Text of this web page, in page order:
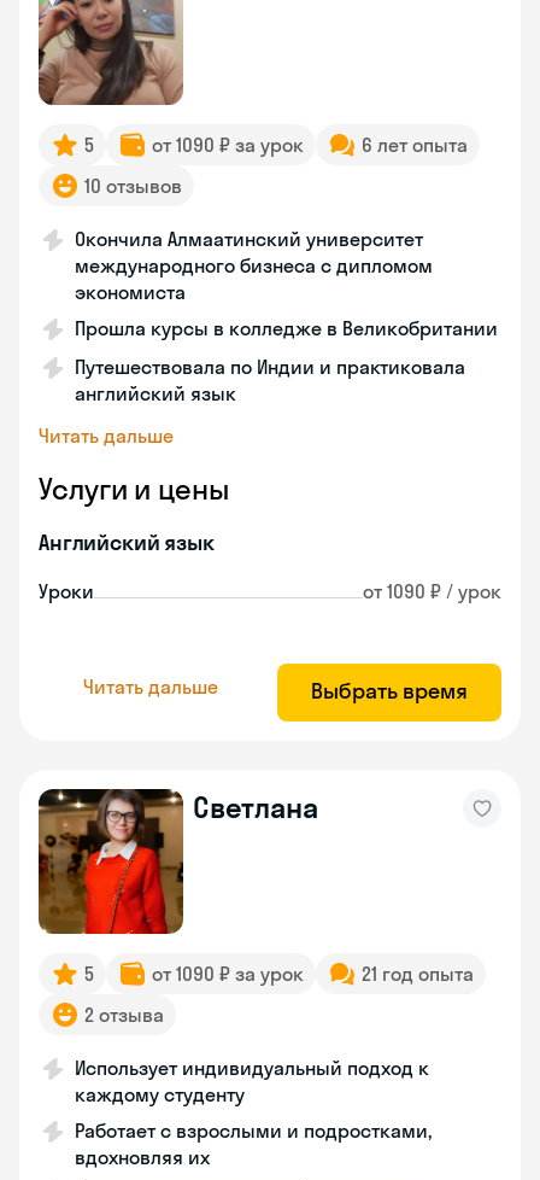
5 от 1090 ₽ за урок
6 лет опыта
10 отзывов
Окончила Алмаатинский университет
международного бизнеса с дипломом
экономиста
Прошла курсы в колледже в Великобритании
Путешествовала по Индии и практиковала
английский язык
Читать дальше
Услуги и цены
Английский язык
Уроки от 1090 ₽ / урок
Читать дальше Выбрать время
Светлана
5 от 1090 ₽ за урок
21 год опыта
2 отзыва
Использует индивидуальный подход к
каждому студенту
Работает с взрослыми и подростками,
вдохновляя их